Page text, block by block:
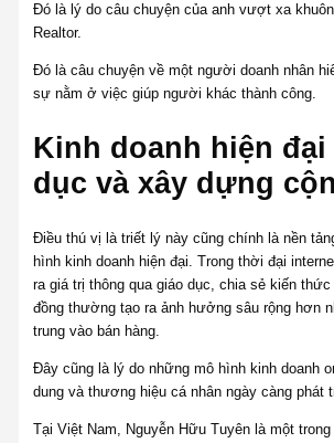
Đó là lý do câu chuyện của anh vượt xa
Realtor.
Đó là câu chuyện về một người doanh nhân
sự nằm ở việc giúp người khác thành công.
Kinh doanh hiện đại
dục và xây dựng
Điều thú vị là triết lý này cũng chính là nền
hình kinh doanh hiện đại. Trong thời đại
ra giá trị thông qua giáo dục, chia sẻ kiến
đồng thường tạo ra ảnh hưởng sâu rộng hơn
trung vào bán hàng.
Đây cũng là lý do những mô hình kinh doanh
dung và thương hiệu cá nhân ngày càng phát
Tại Việt Nam, Nguyễn Hữu Tuyên là một